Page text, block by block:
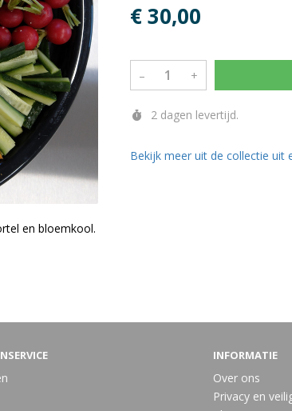
en bloemkool.
€ 30,00
– +
2 dagen levertijd.
Bekijk meer uit de collectie uit
INFORMATIE
Over ons
Privacy en